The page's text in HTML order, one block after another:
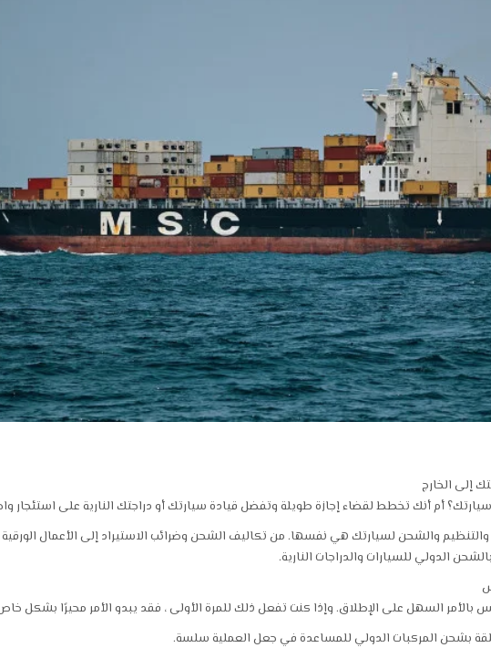
إلى الخارج
أم أنك تخطط لقضاء إجازة طويلة وتفضل قيادة سيارتك أو دراجتك النارية على استئجار
والشحن لسيارتك هي نفسها. من تكاليف الشحن وضرائب الاستيراد إلى الأعمال الورقية
الدولي للسيارات والدراجات النارية.
بالأمر السهل على الإطلاق. وإذا كنت تفعل ذلك للمرة الأولى ، فقد يبدو الأمر محيرًا بشكل
بشحن المركبات الدولي للمساعدة في جعل العملية سلسة.